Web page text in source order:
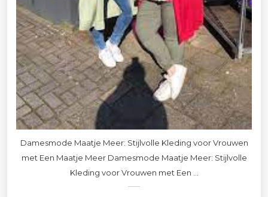
Damesmode Maatje Meer: Stijlvolle Kleding voor Vrouwen
met Een Maatje Meer Damesmode Maatje Meer: Stijlvolle
Kleding voor Vrouwen met Een ...